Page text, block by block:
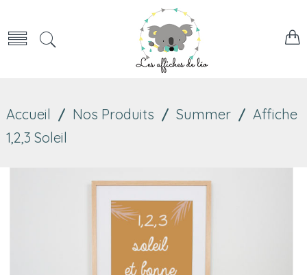
Accueil / Nos Produits / Summer / Affiche
1,2,3 Soleil